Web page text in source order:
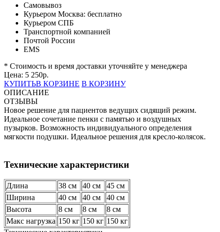
Самовывоз
Курьером Москва: бесплатно
Курьером СПБ
Транспортной компанией
Почтой России
EMS
* Стоимость и время доставки уточняйте у менеджера
Цена: 5 250р.
КУПИТЬВ КОРЗИНЕ В КОРЗИНУ
ОПИСАНИЕ
ОТЗЫВЫ
Новое решение для пациентов ведущих сидящий режим.
Идеальное сочетание пенки с памятью и воздушных
пузырков. Возможность индивидуального определения
мягкости подушки. Идеальное решения для кресло-колясок.
Технические характеристики
Длина 38 см 40 см
45 см
Ширина
40 см 40 см
40 см
Высота
8 см 8 см
8 см
Макс нагрузка 150 кг 150 кг 150 кг